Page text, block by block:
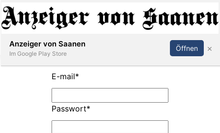
Abonnieren Anmelden
E-mail*
Passwort*
Anzeiger von Saanen
Im Google Play Store
Öffnen ×